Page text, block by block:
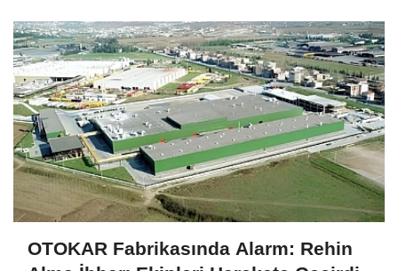
OTOKAR Fabrikasında Alarm: Rehin